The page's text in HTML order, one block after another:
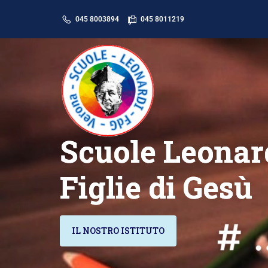
045 8003894 045 8011219
Scuole
Figlie di Gesù
Scuole
Figlie di Gesù
IL NOSTRO ISTITUTO